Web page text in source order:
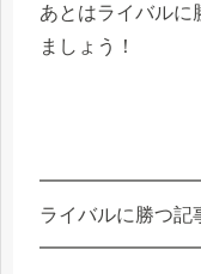
あとはライバルに
ましょう！
ライバルに勝つ記